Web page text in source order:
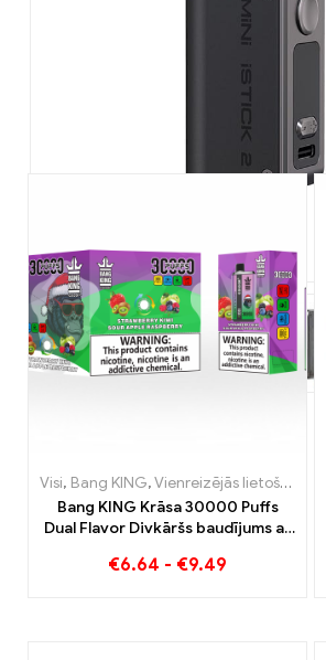
Visi, Bang KING,Vienreizējās lietošanas e-cigaretes Lietuva
Bang KING Krāsa 30000 Puffs
Dual Flavor Divkāršs baudījums ar
avenēm
€6.64 - €9.49